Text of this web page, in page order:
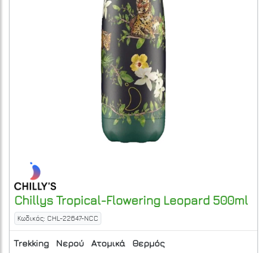
Chillys Tropical-Flowering Leopard 500ml
Κωδικός: CHL-22647-NCC
Trekking Νερού Ατομικά
Θερμός